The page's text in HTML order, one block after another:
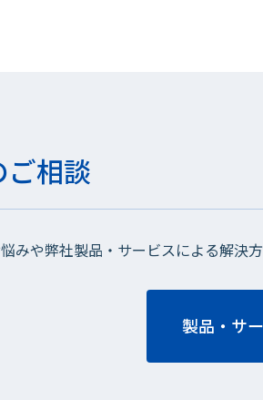
ご相談
みや弊社製品・サービスによる解決
製品・サ